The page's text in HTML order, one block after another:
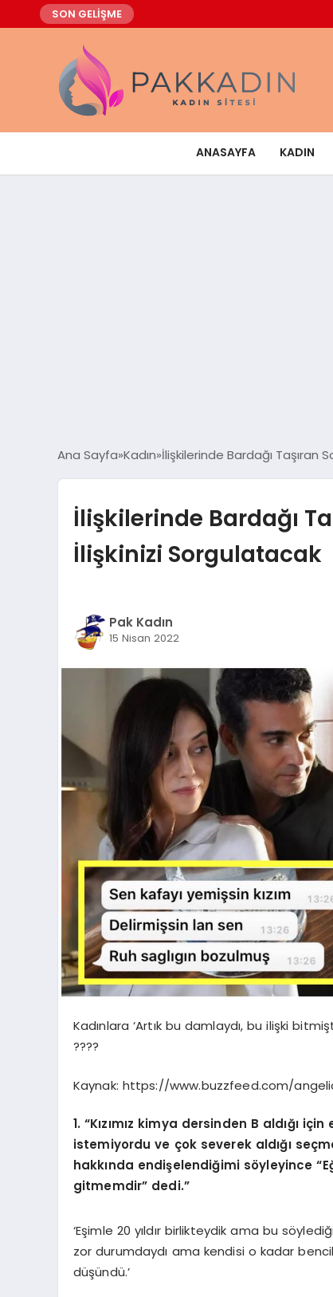
SON GELİŞME
ANASAYFA KADIN
Ana Sayfa Kadın İlişkilerinde Bardağı Taşıran
İlişkilerinde Bardağı
İlişkinizi Sorgulatacak
Pak Kadın
15 Nisan 2022
Kadınlara ‘Artık bu damlaydı, bu ilişki
????
Kaynak: https://www.buzzfeed.com/
1. “Kızımız kimya dersinden B aldığı
istemiyordu ve çok severek aldığı
hakkında endişelendiğimi söyleyince
gitmemdir” dedi.”
‘Eşimle 20 yıldır birlikteydik ama bu
zor durumdaydı ama kendisi o kadar
düşündü.’